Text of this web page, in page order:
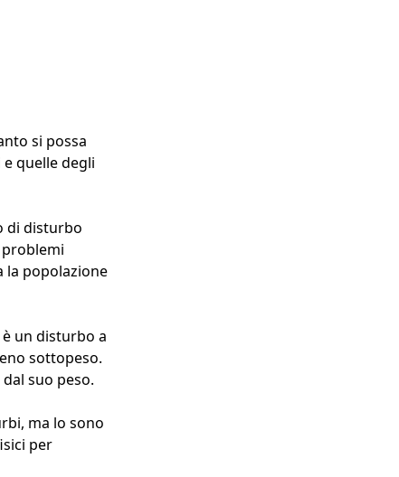
si possa
quelle degli
di disturbo
la popolazione
un disturbo a
sottopeso.
suo peso.
ma lo sono
per